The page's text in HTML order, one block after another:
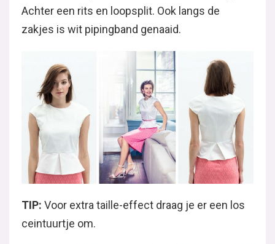
Achter een rits en loopsplit. Ook langs de
zakjes is wit pipingband genaaid.
TIP: Voor extra taille-effect draag je er een los
ceintuurtje om.